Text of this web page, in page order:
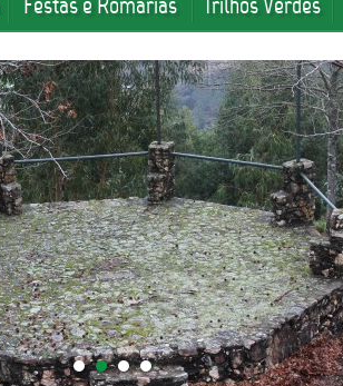
Festas e Romarias Trilhos Verdes